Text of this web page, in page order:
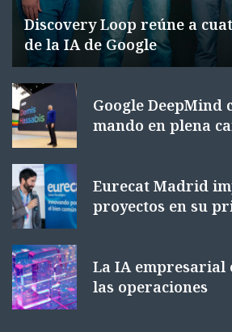
Discovery Loop reúne a
de la IA de Google
Google DeepMind
mando en plena
Eurecat Madrid
proyectos en su
La IA empresarial
las operaciones